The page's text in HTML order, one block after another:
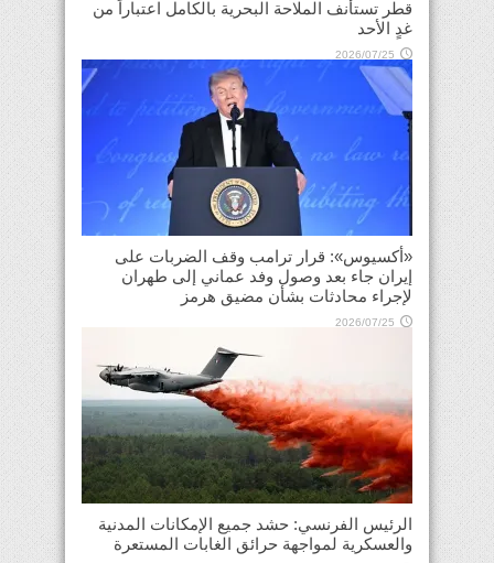
قطر تستأنف الملاحة البحرية بالكامل اعتباراً من
غدٍ الأحد
2026/07/25
«أكسيوس»: قرار ترامب وقف الضربات على
إيران جاء بعد وصول وفد عماني إلى طهران
لإجراء محادثات بشأن مضيق هرمز
2026/07/25
الرئيس الفرنسي: حشد جميع الإمكانات المدنية
والعسكرية لمواجهة حرائق الغابات المستعرة